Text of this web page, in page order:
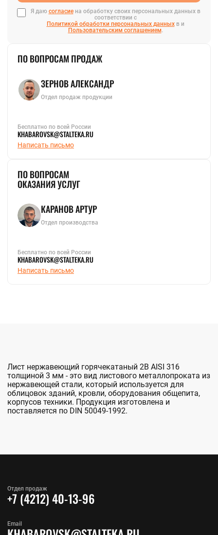
Я даю согласиена обработку своих персональных данных в
соответствии с
Политикой обработки персональных данныхв и
Пользовательским соглашением.
ПО ВОПРОСАМ ПРОДАЖ
ЗЕРНОВ АЛЕКСАНДР
Отдел продаж продукции
Бесплатно по всей России
KHABAROVSK@STALTEKA.RU
Написать письмо
ПО ВОПРОСАМ
ОКАЗАНИЯ УСЛУГ
КАРАНОВ АРТУР
Отдел производства
Бесплатно по всей России
KHABAROVSK@STALTEKA.RU
Написать письмо
Лист нержавеющий горячекатаный 2B AISI 316
толщиной 3 мм - это вид листового металлопроката из
нержавеющей стали, который используется для
облицовок зданий, кровли, оборудования общепита,
корпусов техники. Продукция изготовлена и
поставляется по DIN 50049-1992.
Отдел продаж
+7 (4212) 40-13-96
Email